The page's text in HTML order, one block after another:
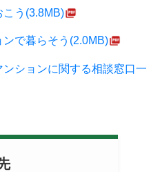
こう(3.8MB)
で暮らそう(2.0MB)
ションに関する相談窓口一